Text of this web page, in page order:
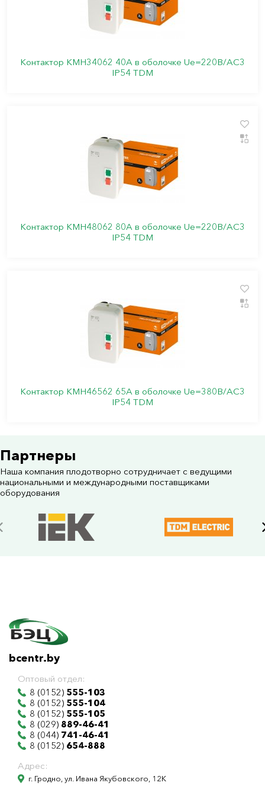
Контактор КМН34062 40А в оболочке Ue=220В/АC3
IP54 TDM
Контактор КМН48062 80А в оболочке Ue=220В/АC3
IP54 TDM
Контактор КМН46562 65А в оболочке Ue=380В/АС3
IP54 TDM
Партнеры
Наша компания плодотворно сотрудничает с ведущими
национальными и международными поставщиками
оборудования
bcentr.by
Оптовый отдел:
8 (0152) 555-103
8 (0152) 555-104
8 (0152) 555-105
8 (029) 889-46-41
8 (044) 741-46-41
8 (0152) 654-888
Адрес:
г. Гродно, ул. Ивана Якубовского, 12К